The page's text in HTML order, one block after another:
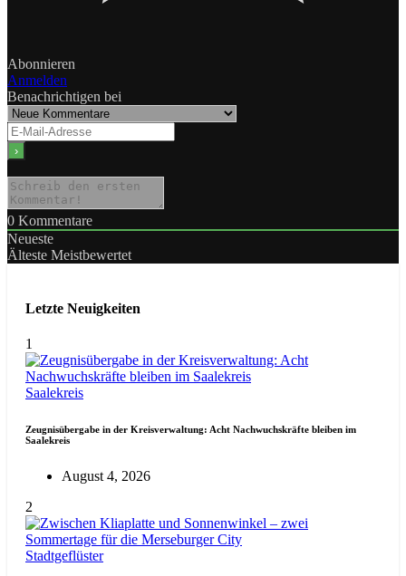
Abonnieren
Anmelden
Benachrichtigen bei
0 Kommentare
Neueste
Älteste Meistbewertet
Letzte Neuigkeiten
1
Saalekreis
Zeugnisübergabe in der Kreisverwaltung: Acht Nachwuchskräfte bleiben im
Saalekreis
August 4, 2026
2
Stadtgeflüster